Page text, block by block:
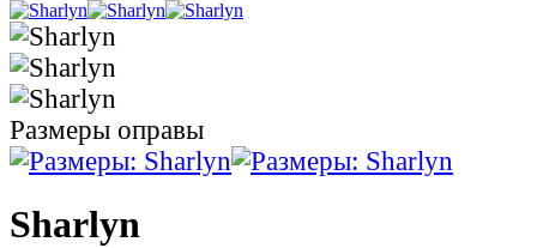
Размеры оправы
Sharlyn